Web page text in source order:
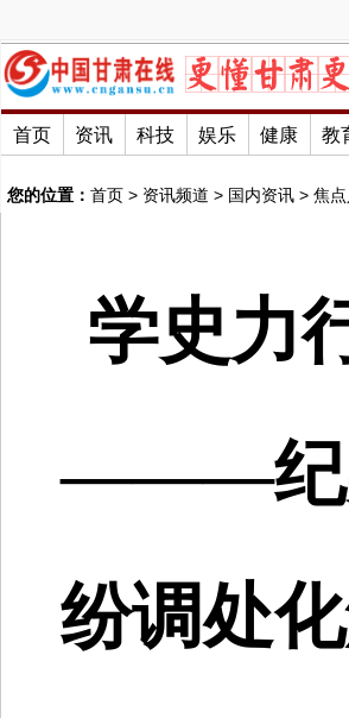
首页 资讯 科技 娱乐 健康 教
您的位置： 首页 > 资讯频道 > 国内资讯 > 焦
学史力
———纪
纷调处